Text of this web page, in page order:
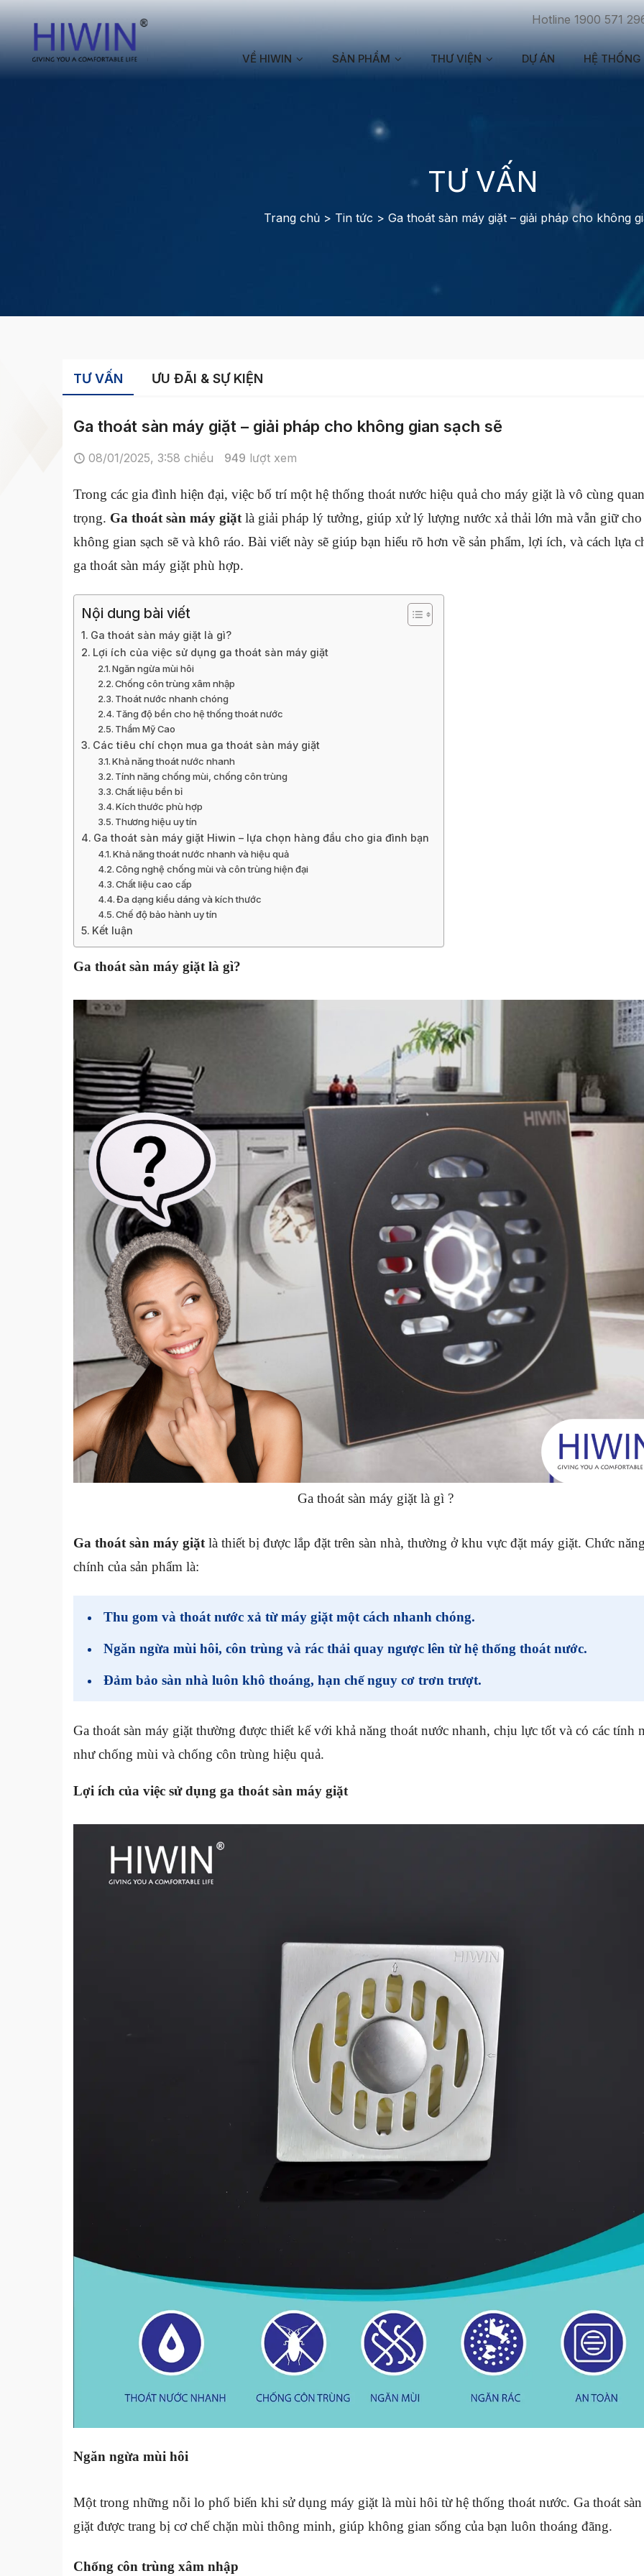
Hotline 1900 571
VỀ HIWIN SẢN PHẨM THƯ VIỆN DỰ ÁN HỆ
TƯ VẤN
Trang chủ > Tin tức > Ga thoát sàn máy giặt – giải pháp cho không
TƯ VẤN ƯU ĐÃI & SỰ KIỆN
Ga thoát sàn máy giặt – giải pháp cho không gian sạch sẽ
08/01/2025, 3:58 chiều 949 lượt xem
Trong các gia đình hiện đại, việc bố trí một hệ thống thoát nước hiệu quả cho máy giặt là vô cùng quan
trọng. Ga thoát sàn máy giặt là giải pháp lý tưởng, giúp xử lý lượng nước xả thải lớn mà vẫn giữ cho
không gian sạch sẽ và khô ráo. Bài viết này sẽ giúp bạn hiểu rõ hơn về sản phẩm, lợi ích, và cách lựa
ga thoát sàn máy giặt phù hợp.
Nội dung bài viết
Ga thoát sàn máy giặt là gì?
Lợi ích của việc sử dụng ga thoát sàn máy giặt
Ngăn ngừa mùi hôi
Chống côn trùng xâm nhập
Thoát nước nhanh chóng
Tăng độ bền cho hệ thống thoát nước
Thẩm Mỹ Cao
Các tiêu chí chọn mua ga thoát sàn máy giặt
Khả năng thoát nước nhanh
Tính năng chống mùi, chống côn trùng
Chất liệu bền bỉ
Kích thước phù hợp
Thương hiệu uy tín
Ga thoát sàn máy giặt Hiwin – lựa chọn hàng đầu cho gia đình bạn
Khả năng thoát nước nhanh và hiệu quả
Công nghệ chống mùi và côn trùng hiện đại
Chất liệu cao cấp
Đa dạng kiểu dáng và kích thước
Chế độ bảo hành uy tín
Kết luận
Ga thoát sàn máy giặt là gì?
Ga thoát sàn máy giặt là gì ?
Ga thoát sàn máy giặt là thiết bị được lắp đặt trên sàn nhà, thường ở khu vực đặt máy giặt. Chức
chính của sản phẩm là:
Thu gom và thoát nước xả từ máy giặt một cách nhanh chóng.
Ngăn ngừa mùi hôi, côn trùng và rác thải quay ngược lên từ hệ thống thoát nước.
Đảm bảo sàn nhà luôn khô thoáng, hạn chế nguy cơ trơn trượt.
Ga thoát sàn máy giặt thường được thiết kế với khả năng thoát nước nhanh, chịu lực tốt và có các tính
như chống mùi và chống côn trùng hiệu quả.
Lợi ích của việc sử dụng ga thoát sàn máy giặt
Ngăn ngừa mùi hôi
Một trong những nỗi lo phổ biến khi sử dụng máy giặt là mùi hôi từ hệ thống thoát nước. Ga thoát
giặt được trang bị cơ chế chặn mùi thông minh, giúp không gian sống của bạn luôn thoáng đãng.
Chống côn trùng xâm nhập